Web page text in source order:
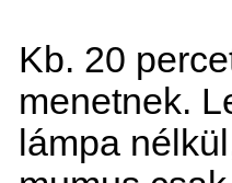
Kb. 20
menetnek.
lámpa